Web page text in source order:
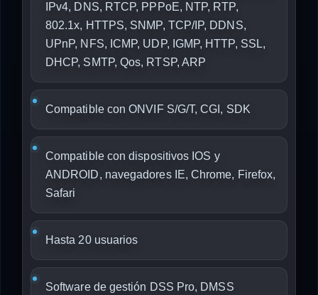
IPv4, DNS, RTCP, PPPoE, NTP, RTP,
802.1x, HTTPS, SNMP, TCP/IP, DDNS,
UPnP, NFS, ICMP, UDP, IGMP, HTTP, SSL,
DHCP, SMTP, Qos, RTSP, ARP
Compatible con ONVIF S/G/T, CGI, SDK
Compatible con dispositivos IOS y
ANDROID, navegadores IE, Chrome, Firefox,
Safari
Hasta 20 usuarios
Software de gestión DSS Pro, DMSS